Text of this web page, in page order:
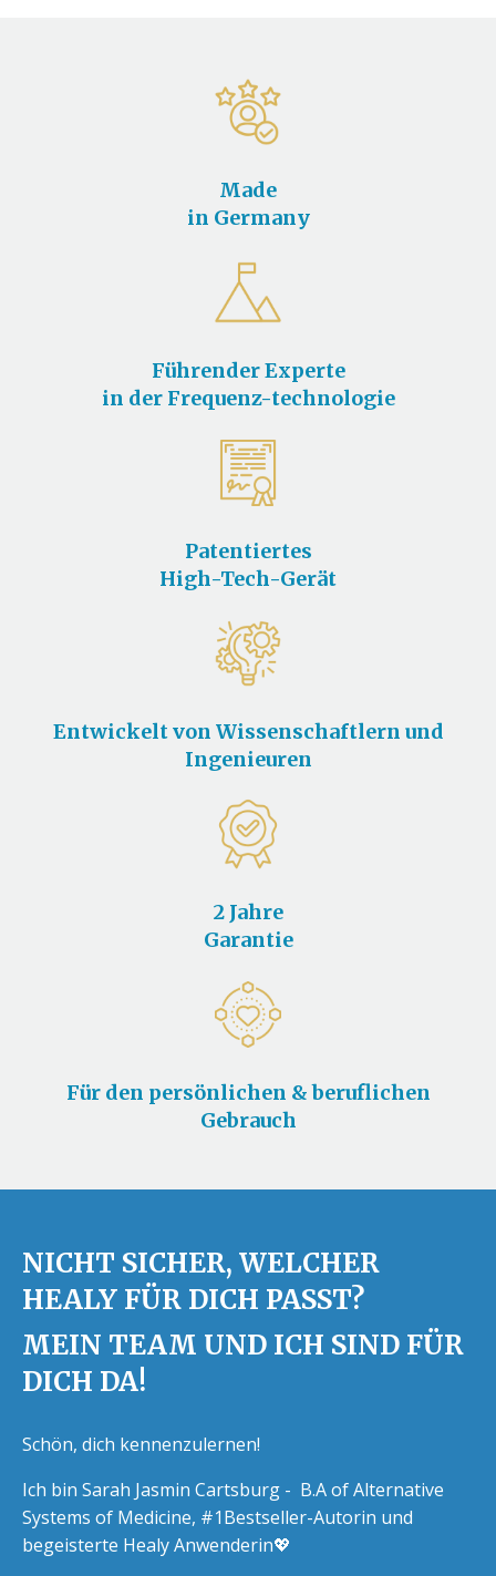
Made
in Germany
Führender Experte
in der Frequenz-technologie
Patentiertes
High-Tech-Gerät
Entwickelt von Wissenschaftlern und
Ingenieuren
2 Jahre
Garantie
Für den persönlichen & beruflichen
Gebrauch
NICHT SICHER, WELCHER
HEALY FÜR DICH PASST?
MEIN TEAM UND ICH SIND FÜR
DICH DA!
Schön, dich kennenzulernen!
Ich bin Sarah Jasmin Cartsburg - B.A of Alternative
Systems of Medicine, #1Bestseller-Autorin und
begeisterte Healy Anwenderin💖